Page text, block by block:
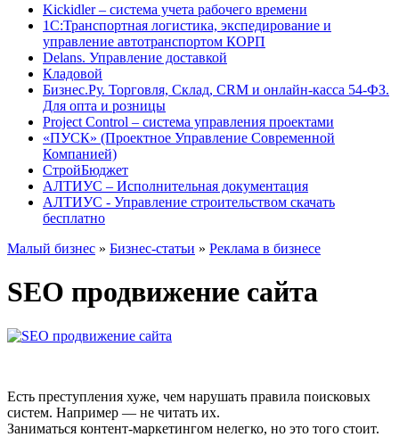
Kickidler – система учета рабочего времени
1С:Транспортная логистика, экспедирование и
управление автотранспортом КОРП
Delans. Управление доставкой
Кладовой
Бизнес.Ру. Торговля, Склад, CRM и онлайн-касса 54-ФЗ.
Для опта и розницы
Project Сontrol – система управления проектами
«ПУСК» (Проектное Управление Современной
Компанией)
СтройБюджет
АЛТИУС – Исполнительная документация
АЛТИУС - Управление строительством скачать
бесплатно
Малый бизнес » Бизнес-статьи » Реклама в бизнесе
SEO продвижение сайта
Есть преступления хуже, чем нарушать правила поисковых
систем. Например — не читать их.
Заниматься контент-маркетингом нелегко, но это того стоит.